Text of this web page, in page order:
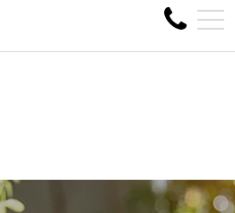
AUTO PEU IMPORTE LA
Montréal, QC, CA H1S 1A2
EN